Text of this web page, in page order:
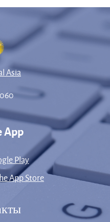
Asia
App
Play
App Store